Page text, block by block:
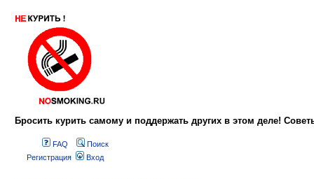
Бросить курить самому и поддержать других в этом деле!
FAQ
Поиск
Регистрация
Вход